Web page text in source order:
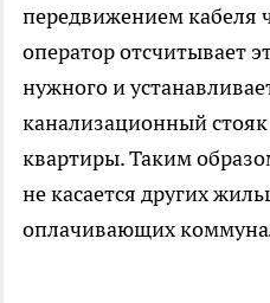
передвижением кабеля
оператор отсчитывает
нужного и
канализационный
квартиры. Таким
не касается других
оплачивающих